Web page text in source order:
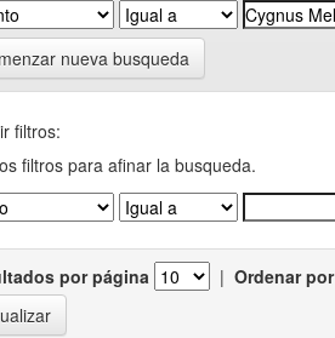
nueva busqueda
filtros:
filtros para afinar la busqueda.
por página | Ordenar por